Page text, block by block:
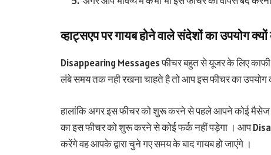
व्हाट्सएप पर गायब होने वाले संदेशों का उपयोग
Disappearing Messages फीचर बहुत से यूजर के लिए
लंबे समय तक नही रखना चाहते है तो आप इस फीचर का
हालांकि अगर इस फीचर को शुरू करने से पहले आपने कोई मैसेज
का इस फीचर को शुरू करने से कोई फर्क नहीं पड़ेगा । आप
करेंगे वह आपके द्वारा चुने गए समय के बाद गायब हो जाएंगे ।